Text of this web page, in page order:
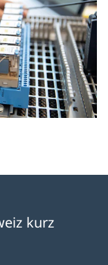
kurz